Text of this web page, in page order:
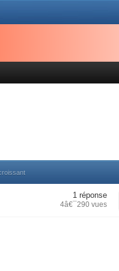
1 réponse
4â€¯290 vues